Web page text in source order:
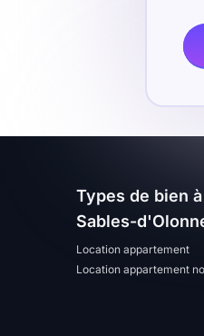
T11 T12
Types de bien
Sables-
Location appartement
Location appartement